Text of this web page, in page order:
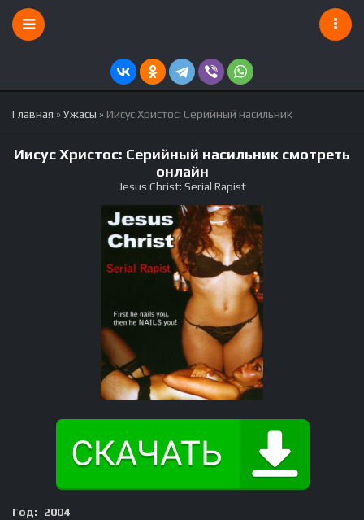
Главная »Ужасы » Иисус Христос: Серийный насильник
Иисус Христос: Серийный насильник смотреть
онлайн
Jesus Christ: Serial Rapist
Год:
2004